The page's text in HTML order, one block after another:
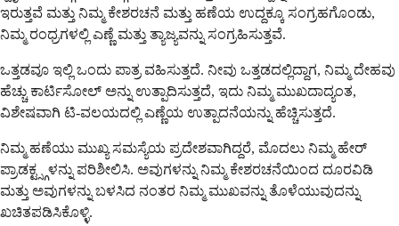
ಇರುತ್ತವೆ ಮತ್ತು ನಿಮ್ಮ ಕೇಶರಚನೆ ಮತ್ತು ಹಣೆಯ ಉದ್ದಕ್ಕೂ ಸಂಗ್ರಹಗೊಂಡು,
ನಿಮ್ಮ ರಂಧ್ರಗಳಲ್ಲಿ ಎಣ್ಣೆ ಮತ್ತು ತ್ಯಾಜ್ಯವನ್ನು ಸಂಗ್ರಹಿಸುತ್ತವೆ.
ಒತ್ತಡವೂ ಇಲ್ಲಿ ಒಂದು ಪಾತ್ರ ವಹಿಸುತ್ತದೆ. ನೀವು ಒತ್ತಡದಲ್ಲಿದ್ದಾಗ, ನಿಮ್ಮ ದೇಹವು
ಹೆಚ್ಚು ಕಾರ್ಟಿಸೋಲ್ ಅನ್ನು ಉತ್ಪಾದಿಸುತ್ತದೆ, ಇದು ನಿಮ್ಮ ಮುಖದಾದ್ಯಂತ,
ವಿಶೇಷವಾಗಿ ಟಿ-ವಲಯದಲ್ಲಿ ಎಣ್ಣೆಯ ಉತ್ಪಾದನೆಯನ್ನು ಹೆಚ್ಚಿಸುತ್ತದೆ.
ನಿಮ್ಮ ಹಣೆಯು ಮುಖ್ಯ ಸಮಸ್ಯೆಯ ಪ್ರದೇಶವಾಗಿದ್ದರೆ, ಮೊದಲು ನಿಮ್ಮ ಹೇರ್
ಪ್ರಾಡಕ್ಟ್ಸ್ಗಳನ್ನು ಪರಿಶೀಲಿಸಿ. ಅವುಗಳನ್ನು ನಿಮ್ಮ ಕೇಶರಚನೆಯಿಂದ ದೂರವಿಡಿ
ಮತ್ತು ಅವುಗಳನ್ನು ಬಳಸಿದ ನಂತರ ನಿಮ್ಮ ಮುಖವನ್ನು ತೊಳೆಯುವುದನ್ನು
ಖಚಿತಪಡಿಸಿಕೊಳ್ಳಿ.